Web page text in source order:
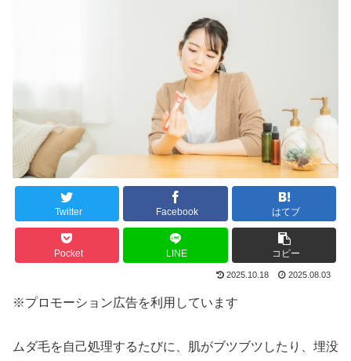
Twitter Facebook はてブ
Pocket LINE コピー
2025.10.18 2025.08.03
※プロモーション広告を利用しています
ムダ毛を自己処理するたびに、肌がブツブツしたり、埋没